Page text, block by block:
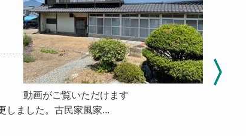
動画がご覧いただけます
しました。古民家風家...